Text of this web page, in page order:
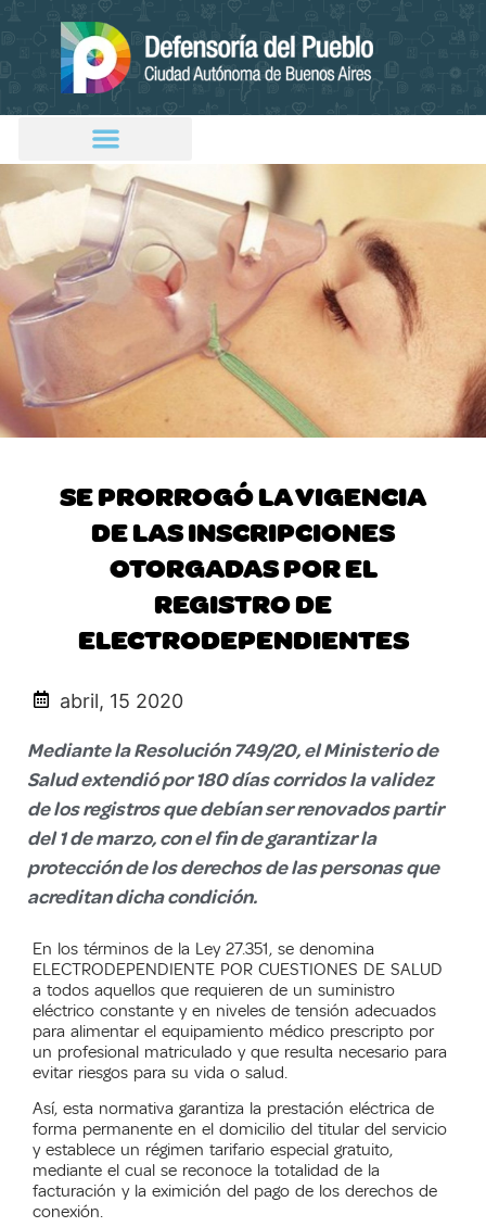
SE PRORROGÓ LA VIGENCIA
DE LAS INSCRIPCIONES
OTORGADAS POR EL
REGISTRO DE
ELECTRODEPENDIENTES
abril, 15 2020
Mediante la Resolución 749/20, el Ministerio de
Salud extendió por 180 días corridos la validez
de los registros que debían ser renovados partir
del 1 de marzo, con el fin de garantizar la
protección de los derechos de las personas que
acreditan dicha condición.
En los términos de la Ley 27.351, se denomina
ELECTRODEPENDIENTE POR CUESTIONES DE SALUD
a todos aquellos que requieren de un suministro
eléctrico constante y en niveles de tensión adecuados
para alimentar el equipamiento médico prescripto por
un profesional matriculado y que resulta necesario para
evitar riesgos para su vida o salud.
Así, esta normativa garantiza la prestación eléctrica de
forma permanente en el domicilio del titular del servicio
y establece un régimen tarifario especial gratuito,
mediante el cual se reconoce la totalidad de la
facturación y la eximición del pago de los derechos de
conexión.